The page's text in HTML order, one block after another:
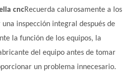
cncRecuerda calurosamente a los
inspección integral después de
la función de los equipos, la
del equipo antes de tomar
un problema innecesario.